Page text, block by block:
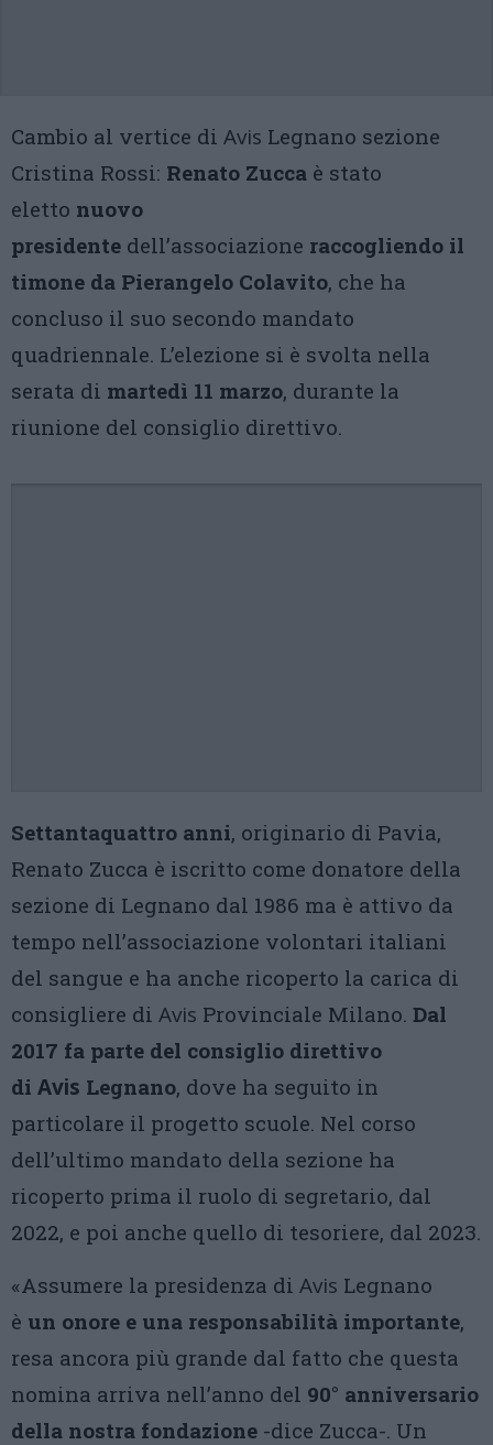
Cambio al vertice di Avis Legnano sezione
Cristina Rossi: Renato Zucca è stato
eletto nuovo
presidente dell’associazione raccogliendo il
timone da Pierangelo Colavito, che ha
concluso il suo secondo mandato
quadriennale. L’elezione si è svolta nella
serata di martedì 11 marzo, durante la
riunione del consiglio direttivo.
Settantaquattro anni, originario di Pavia,
Renato Zucca è iscritto come donatore della
sezione di Legnano dal 1986 ma è attivo da
tempo nell’associazione volontari italiani
del sangue e ha anche ricoperto la carica di
consigliere di Avis Provinciale Milano. Dal
2017 fa parte del consiglio direttivo
di Avis Legnano, dove ha seguito in
particolare il progetto scuole. Nel corso
dell’ultimo mandato della sezione ha
ricoperto prima il ruolo di segretario, dal
2022, e poi anche quello di tesoriere, dal 2023.
«Assumere la presidenza di Avis Legnano
è un onore e una responsabilità importante,
resa ancora più grande dal fatto che questa
nomina arriva nell’anno del 90° anniversario
della nostra fondazione -dice Zucca-. Un